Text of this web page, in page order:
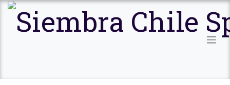
Ir al contenido